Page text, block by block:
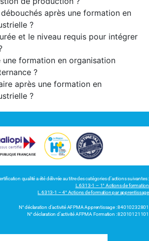
après une formation en
?
et le niveau requis pour intégrer
une formation en organisation
?
après une formation en
?
qualité a été délivrée au titre des catégories d’actions suivantes :
L.6313-1 – 1° Actions de formation
L.6313-1 – 4° Actions de formation par apprentissage
N° déclaration d’activité AFPMA Apprentissage : 84010232801
N° déclaration d’activité AFPMA Formation : 82010121101